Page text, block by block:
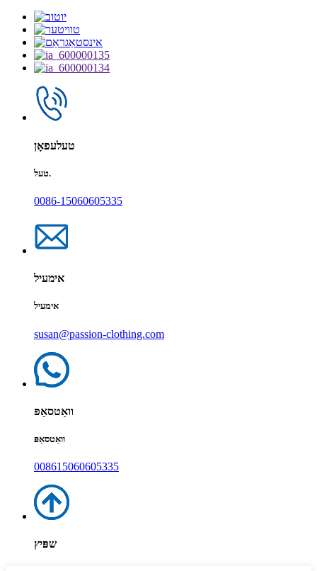
טעלעפאָן
טעל.
0086-15060605335
אימעיל
אימעיל
susan@passion-clothing.com
וואַטסאַפּ
וואַטסאַפּ
008615060605335
שפּיץ